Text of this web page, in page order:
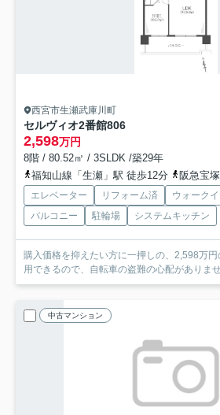
西宮市生瀬武庫川町
セルヴィオ2番館806
2,598万円
8階 / 80.52㎡ / 3SLDK /築29年
福知山線「生瀬」駅 徒歩12分
阪急宝塚
エレベーター リフォーム済
ウォーク
バルコニー
駐輪場 システムキッチン
購入価格を抑えたい方に一押しの、2,598万円
用できるので、自転車の盗難の心配がありま
中古マンション